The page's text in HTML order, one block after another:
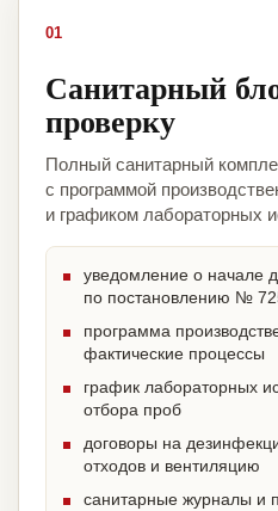
01
Санитарный
проверку
Полный санитарный
с программой
и графиком лабораторных
уведомление о начале
по постановлению №
программа
фактические процессы
график лабораторных
отбора проб
договоры на
отходов и вентиляцию
санитарные журналы и